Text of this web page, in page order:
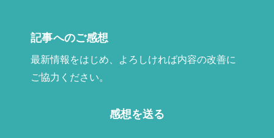
記事へのご感想
最新情報をはじめ、よろしければ内容の改善に
ご協力ください。
感想を送る